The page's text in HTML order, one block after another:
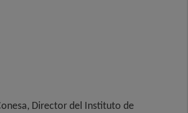
Director del Instituto de